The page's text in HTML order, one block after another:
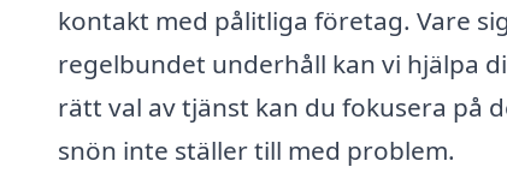
kontakt med pålitliga företag. Vare
regelbundet underhåll kan vi hjälpa
rätt val av tjänst kan du fokusera på
snön inte ställer till med problem.